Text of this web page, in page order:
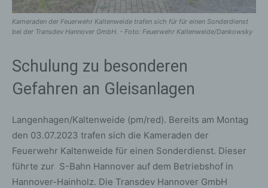
Kameraden der Feuerwehr Kaltenweide trafen sich für für einen Sonderdienst
bei der Transdev Hannover GmbH. - Foto: Feuerwehr Kaltenweide/Dankowsky
Schulung zu besonderen
Gefahren an Gleisanlagen
Langenhagen/Kaltenweide (pm/red). Bereits am Montag
den 03.07.2023 trafen sich die Kameraden der
Feuerwehr Kaltenweide für einen Sonderdienst. Dieser
führte zur S-Bahn Hannover auf dem Betriebshof in
Hannover-Hainholz. Die Transdev Hannover GmbH